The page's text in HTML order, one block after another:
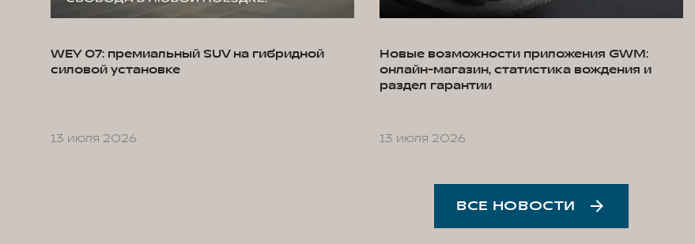
WEY 07: премиальный SUV на гибридной
силовой установке
13 июля 2026
Новые возможности приложения GWM:
онлайн-магазин, статистика вождения и
раздел гарантии
13 июля 2026
ВСЕ НОВОСТИ